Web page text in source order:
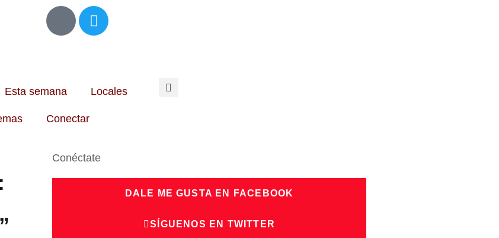
Esta semana Locales
Conectar
Conéctate
DALE ME GUSTA EN FACEBOOK
SÍGUENOS EN TWITTER